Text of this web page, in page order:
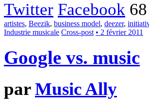
Twitter Facebook 68
artistes, Beezik, business model, deezer,
Industrie musicale Cross-post • 2 février 2011
Google vs. music
parMusic Ally